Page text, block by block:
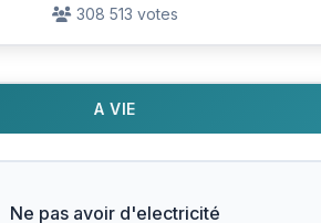
308 513 votes
A VIE
Ne pas avoir d'electricité